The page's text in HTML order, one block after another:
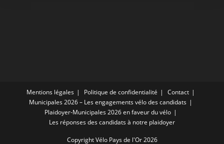
Mentions légales Politique de confidentialité
Contact
Municipales 2026 – Les engagements vélo des candidats
Plaidoyer-Municipales 2026 en faveur du vélo
Les réponses des candidats à notre plaidoyer
Copyright Vélo Pays de l'Or 2026